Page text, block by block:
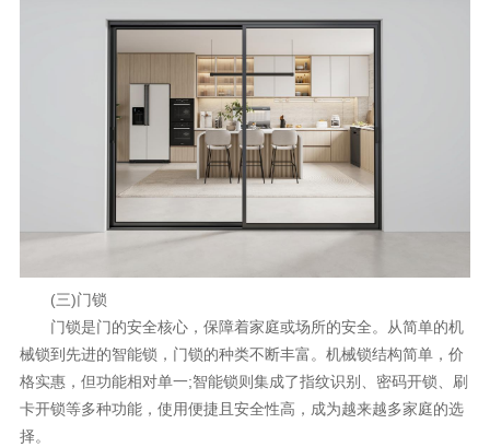
(三)门锁
门锁是门的安全核心，保障着家庭或场所的安全。从简单的机
械锁到先进的智能锁，门锁的种类不断丰富。机械锁结构简单，价
格实惠，但功能相对单一;智能锁则集成了指纹识别、密码开锁、刷
卡开锁等多种功能，使用便捷且安全性高，成为越来越多家庭的选
择。